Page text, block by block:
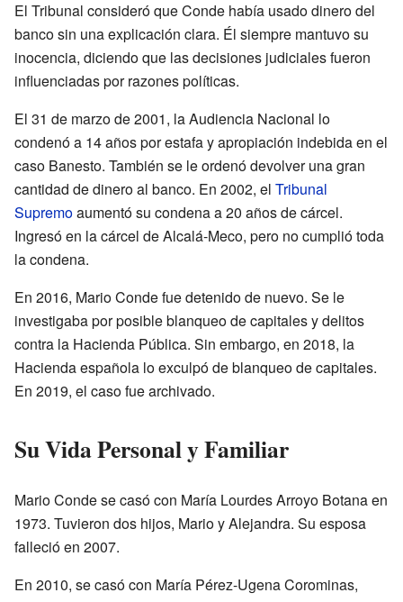
El Tribunal consideró que Conde había usado dinero del
banco sin una explicación clara. Él siempre mantuvo su
inocencia, diciendo que las decisiones judiciales fueron
influenciadas por razones políticas.
El 31 de marzo de 2001, la Audiencia Nacional lo
condenó a 14 años por estafa y apropiación indebida en el
caso Banesto. También se le ordenó devolver una gran
cantidad de dinero al banco. En 2002, el Tribunal
Supremoaumentó su condena a 20 años de cárcel.
Ingresó en la cárcel de Alcalá-Meco, pero no cumplió toda
la condena.
En 2016, Mario Conde fue detenido de nuevo. Se le
investigaba por posible blanqueo de capitales y delitos
contra la Hacienda Pública. Sin embargo, en 2018, la
Hacienda española lo exculpó de blanqueo de capitales.
En 2019, el caso fue archivado.
Su Vida Personal y Familiar
Mario Conde se casó con María Lourdes Arroyo Botana en
1973. Tuvieron dos hijos, Mario y Alejandra. Su esposa
falleció en 2007.
En 2010, se casó con María Pérez-Ugena Corominas,